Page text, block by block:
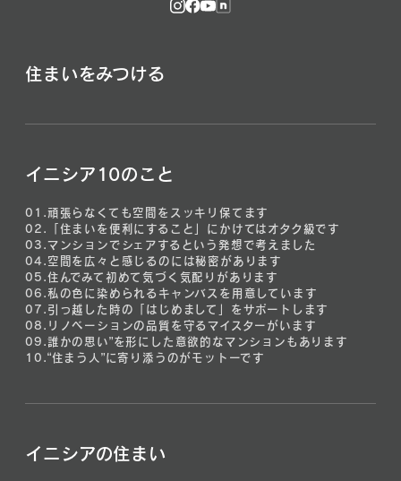
住まいをみつける
イニシア10のこと
01.頑張らなくても空間をスッキリ保てます
02.
「住まいを便利にすること」にかけてはオタク級です
03.マンションでシェアするという発想で考えました
04. 空間を広々と感じるのには秘密があります
05.住んでみて初めて気づく気配りがあります
06.私の色に染められるキャンバスを用意しています
07. 引っ越した時の「はじめまして」をサポートします
08. リノベーションの品質を守るマイスターがいます
09.誰かの思い”を形にした意欲的なマンションもあります
10.“住まう人”に寄り添うのがモットーです
イニシアの住まい